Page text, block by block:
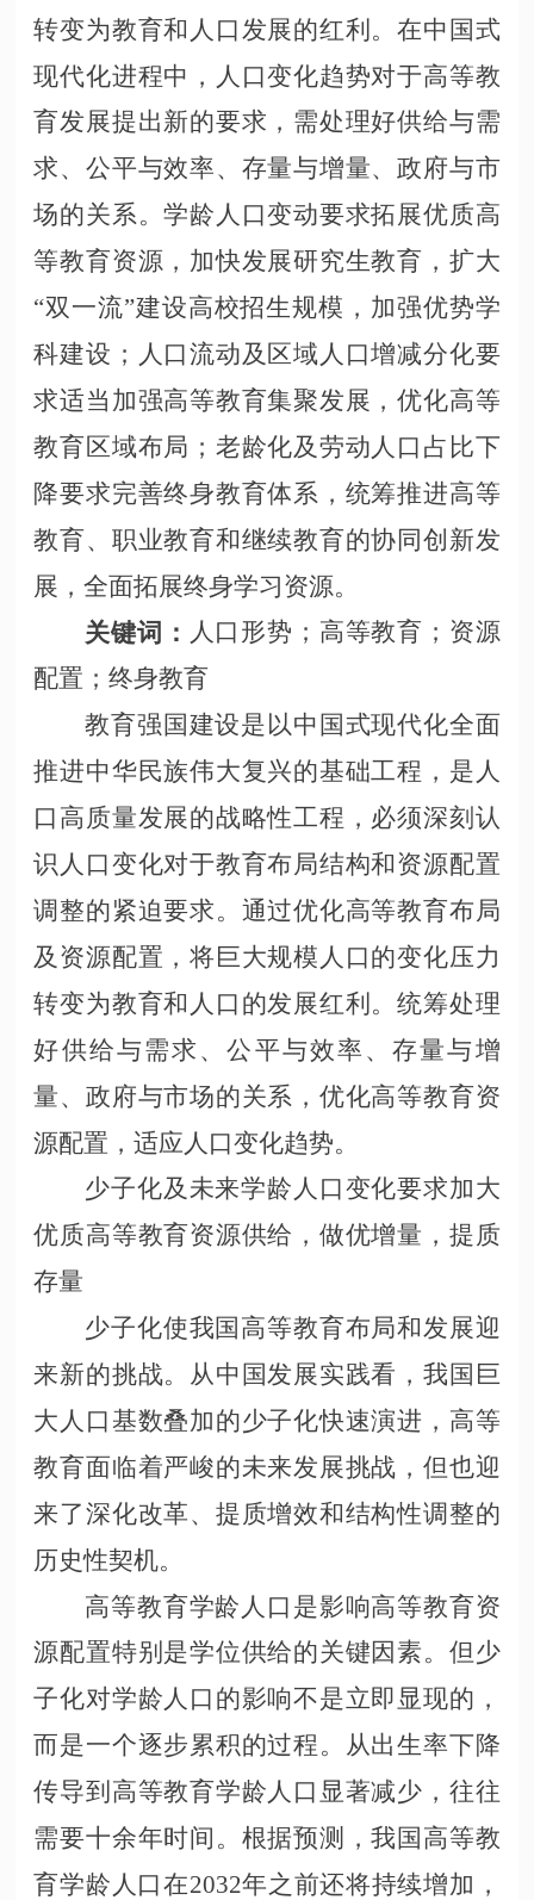
转变为教育和人口发展的红利。在中国式
现代化进程中，人口变化趋势对于高等教
育发展提出新的要求，需处理好供给与需
求、公平与效率、存量与增量、政府与市
场的关系。学龄人口变动要求拓展优质高
等教育资源，加快发展研究生教育，扩大
“双一流”建设高校招生规模，加强优势学
科建设；人口流动及区域人口增减分化要
求适当加强高等教育集聚发展，优化高等
教育区域布局；老龄化及劳动人口占比下
降要求完善终身教育体系，统筹推进高等
教育、职业教育和继续教育的协同创新发
展，全面拓展终身学习资源。
关键词： 人口形势；高等教育；资源
配置；终身教育
教育强国建设是以中国式现代化全面
推进中华民族伟大复兴的基础工程，是人
口高质量发展的战略性工程，必须深刻认
识人口变化对于教育布局结构和资源配置
调整的紧迫要求。通过优化高等教育布局
及资源配置，将巨大规模人口的变化压力
转变为教育和人口的发展红利。统筹处理
好供给与需求、公平与效率、存量与增
量、政府与市场的关系，优化高等教育资
源配置，适应人口变化趋势。
少子化及未来学龄人口变化要求加大
优质高等教育资源供给，做优增量，提质
存量
少子化使我国高等教育布局和发展迎
来新的挑战。从中国发展实践看，我国巨
大人口基数叠加的少子化快速演进，高等
教育面临着严峻的未来发展挑战，但也迎
来了深化改革、提质增效和结构性调整的
历史性契机。
高等教育学龄人口是影响高等教育资
源配置特别是学位供给的关键因素。但少
子化对学龄人口的影响不是立即显现的，
而是一个逐步累积的过程。从出生率下降
传导到高等教育学龄人口显著减少，往往
需要十余年时间。根据预测，我国高等教
育学龄人口在2032年之前还将持续增加，